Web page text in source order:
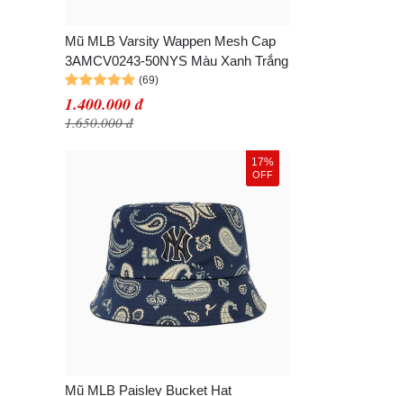
Mũ MLB Varsity Wappen Mesh Cap
3AMCV0243-50NYS Màu Xanh Trắng
1.400.000 đ
1.650.000 đ
17%
OFF
Mũ MLB Paisley Bucket Hat